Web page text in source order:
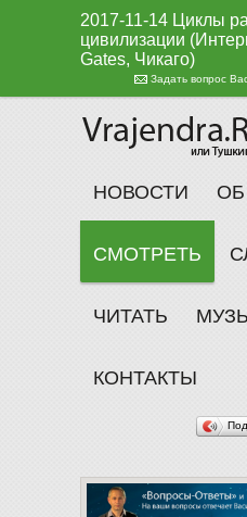
2017-11-14 Циклы
цивилизации
Gates, Чикаго)
Задать вопрос
НОВОСТИ ОБ
СМОТРЕТЬ
ЧИТАТЬ
КОНТАКТЫ